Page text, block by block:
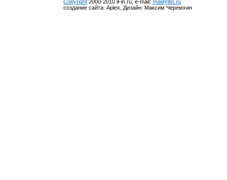
Copyright 2000-2010 iFin.ru, e-mail: mail@ifin.ru
создание сайта: Aplex, Дизайн: Максим Черемхин